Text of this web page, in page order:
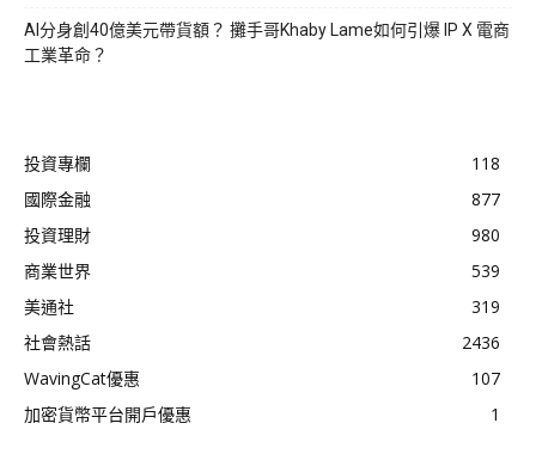
AI分身創40億美元帶貨額？ 攤手哥Khaby Lame如何引爆 IP X 電商
工業革命？
投資專欄
118
國際金融
877
投資理財
980
商業世界
539
美通社
319
社會熱話
2436
WavingCat優惠
107
加密貨幣平台開戶優惠
1